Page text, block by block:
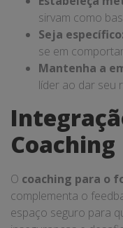
sirvam como
Seja específico:
se em
Mantenha a
líder ao dar seu
Coaching
O coaching para o
complementa o
espaço seguro para